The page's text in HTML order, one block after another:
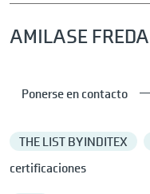
AMILASE
Ponerse en contacto
THE LIST BY INDITEX
certificaciones